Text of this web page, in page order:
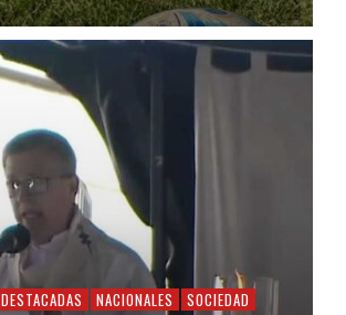
DESTACADAS NACIONALES SOCIEDAD